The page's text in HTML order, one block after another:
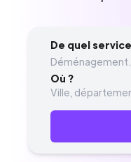
De quel
Déménagement...
Où ?